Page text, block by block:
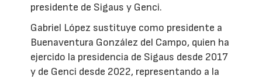
presidente de Sigaus y Genci.
Gabriel López sustituye como presidente a
Buenaventura González del Campo, quien ha
ejercido la presidencia de Sigaus desde 2017
y de Genci desde 2022, representando a la